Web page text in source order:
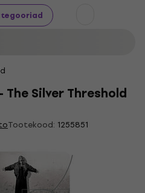
Silver Threshold
Tootekood: 1255851